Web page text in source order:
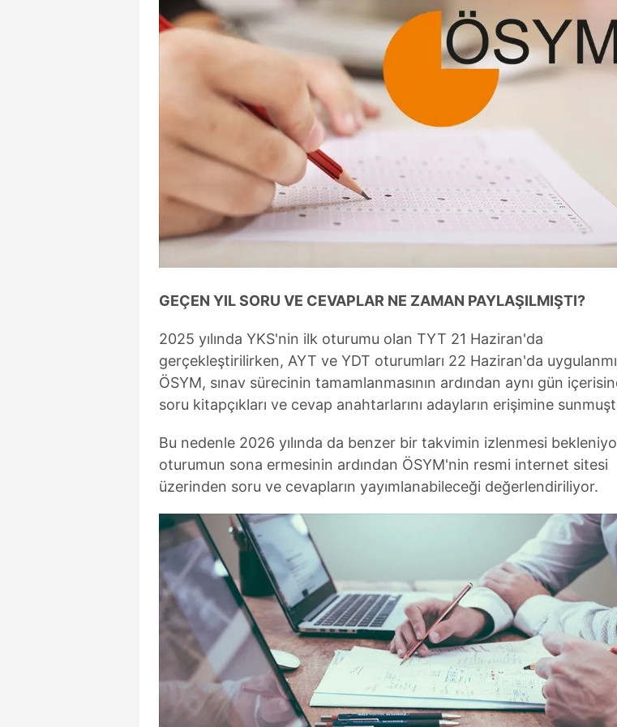
mevzuata uygun olarak kullanılan çerezlerle ilgili bilgi almak için lütfen
GEÇEN YIL SORU VE CEVAPLAR NE ZAMAN PAYLAŞILMIŞTI?
2025 yılında YKS'nin ilk oturumu olan TYT 21 Haziran'da
gerçekleştirilirken, AYT ve YDT oturumları 22 Haziran'da
ÖSYM, sınav sürecinin tamamlanmasının ardından aynı gün
soru kitapçıkları ve cevap anahtarlarını adayların erişimine
Bu nedenle 2026 yılında da benzer bir takvimin izlenmesi
oturumun sona ermesinin ardından ÖSYM'nin resmi internet sitesi
üzerinden soru ve cevapların yayımlanabileceği değerlendiriliyor.